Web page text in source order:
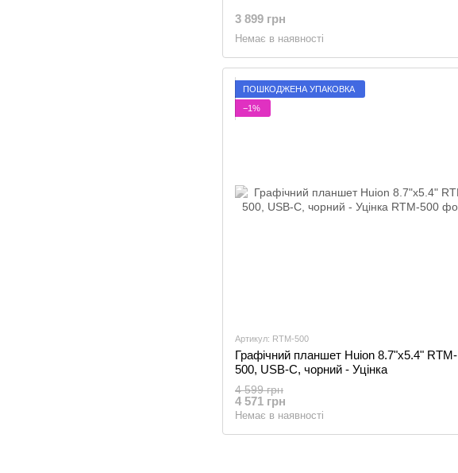
3 899 грн
Немає в наявності
ПОШКОДЖЕНА УПАКОВКА
−1%
Артикул: RTM-500
Графічний планшет Huion 8.7"x5.4" RTM-
500, USB-C, чорний - Уцінка
4 599 грн
4 571 грн
Немає в наявності